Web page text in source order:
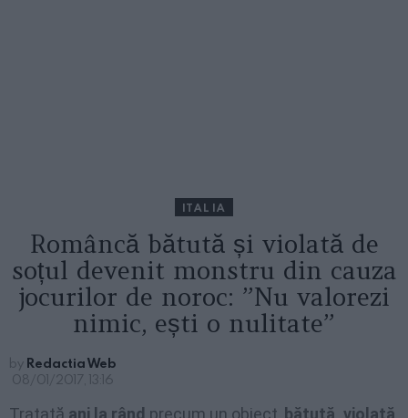
ITALIA
Româncă bătută și violată de
soțul devenit monstru din cauza
jocurilor de noroc: ”Nu valorezi
nimic, ești o nulitate”
by Redactia Web
08/01/2017, 13:16